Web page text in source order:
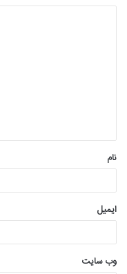
*
نام
ایمیل
وب‌ سایت